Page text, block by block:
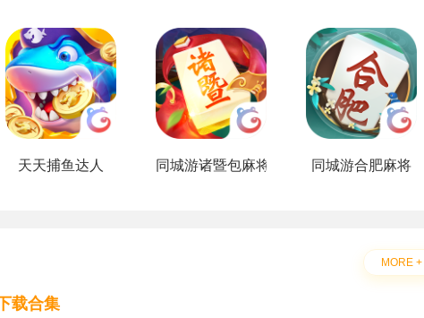
天天捕鱼达人 同城游诸暨包麻将 同城游合肥麻将
MORE +
载合集